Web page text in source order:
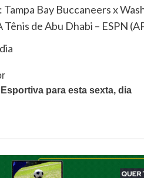
Tampa Bay Buccaneers x
Tênis de Abu Dhabi – ESPN
para esta sexta, dia